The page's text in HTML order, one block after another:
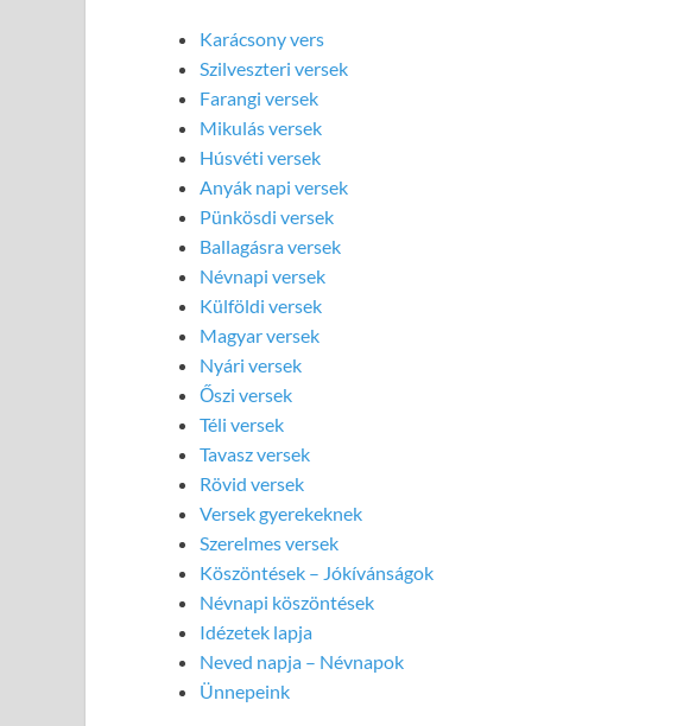
Karácsony vers
Szilveszteri versek
Farangi versek
Mikulás versek
Húsvéti versek
Anyák napi versek
Pünkösdi versek
Ballagásra versek
Névnapi versek
Külföldi versek
Magyar versek
Nyári versek
Őszi versek
Téli versek
Tavasz versek
Rövid versek
Versek gyerekeknek
Szerelmes versek
Köszöntések – Jókívánságok
Névnapi köszöntések
Idézetek lapja
Neved napja – Névnapok
Ünnepeink